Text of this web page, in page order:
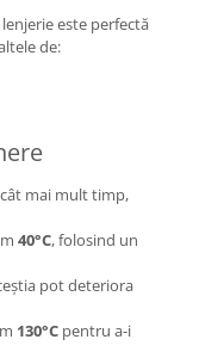
este perfectă
de:
mai mult timp,
40°C, folosind un
pot deteriora
130°C pentru a-i